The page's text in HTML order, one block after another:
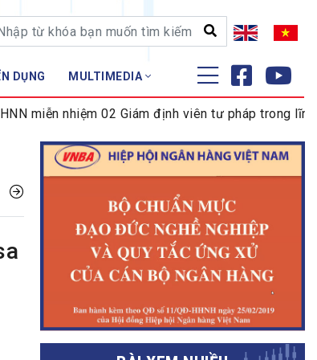
DỤNG MULTIMEDIA
Tập huấn
nhiệm 02 Giám định viên tư pháp trong lĩnh vực tiền